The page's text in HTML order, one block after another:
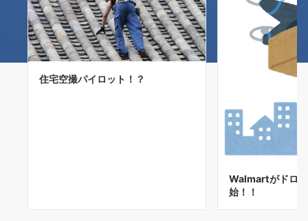
住宅空撮パイロット！？
Walmartがドロ
始！！